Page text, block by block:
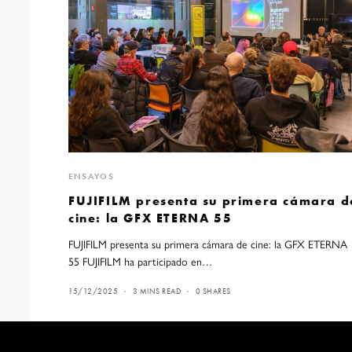
ENSAYOS
FUJIFILM presenta su primera cámara
cine: la GFX ETERNA 55
FUJIFILM presenta su primera cámara de cine: la GFX ETERNA
55 FUJIFILM ha participado en…
15/12/2025 3 MINS READ 0 SHARES